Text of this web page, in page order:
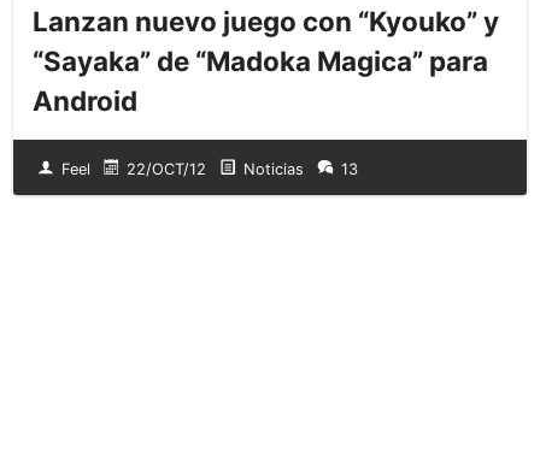
Lanzan nuevo juego con “Kyouko” y
“Sayaka” de “Madoka Magica” para
Android
Feel 22/OCT/12 Noticias 13